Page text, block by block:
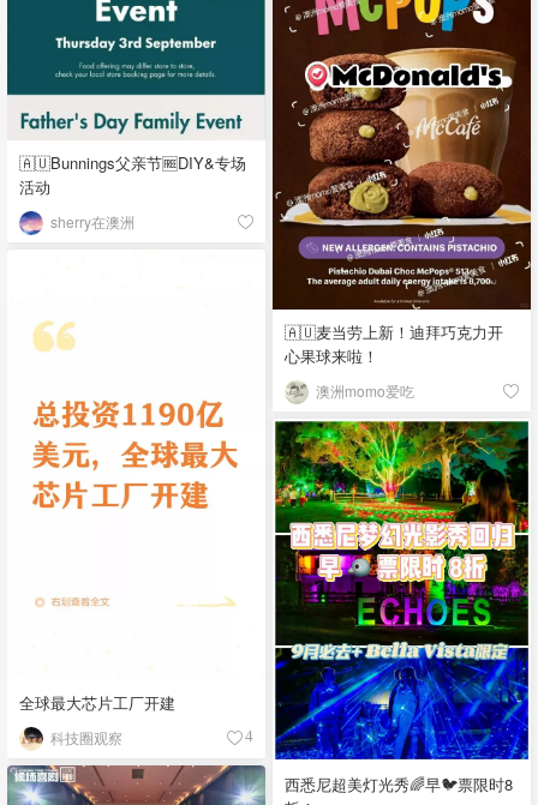
🇦🇺Bunnings父亲节🆓DIY&专场
活动
sherry在澳洲
🇦🇺麦当劳上新！迪拜巧克力开
心果球来啦！
澳洲momo爱吃
全球最大芯片工厂开建
科技圈观察 4
西悉尼超美灯光秀🌈早🐦票限时8